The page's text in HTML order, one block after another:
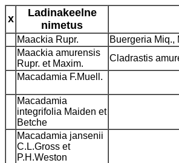
x
Ladinakeelne
nimetus
Maackia Rupr. Buergeria Miq.,
Maackia amurensis
Rupr. et Maxim.
Cladrastis
Macadamia F.Muell.
Macadamia
integrifolia Maiden et
Betche
Macadamia jansenii
C.L.Gross et
P.H.Weston